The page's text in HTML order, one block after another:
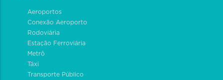
Aeroportos
Conexão Aeroporto
Rodoviária
Estação Ferroviária
Metrô
Táxi
Transporte Público